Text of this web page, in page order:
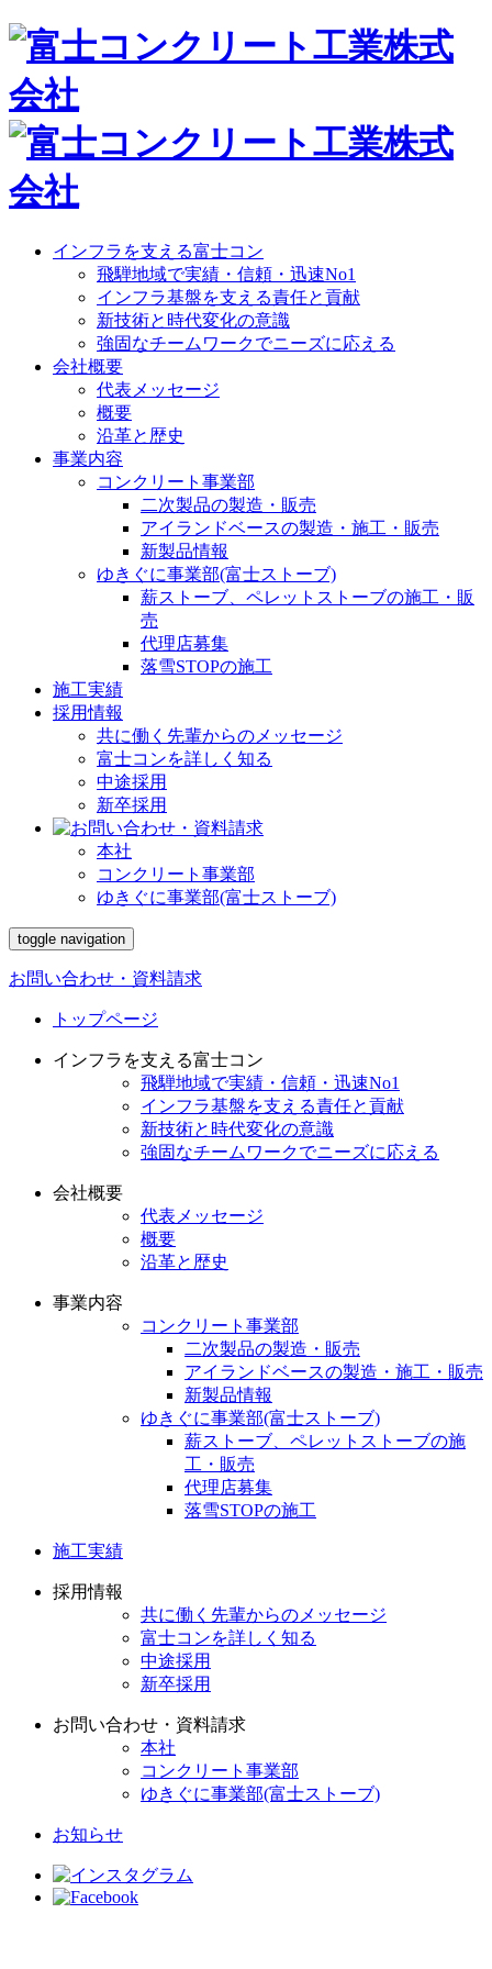
インフラを支える富士コン
飛騨地域で実績・信頼・迅速No1
インフラ基盤を支える責任と貢献
新技術と時代変化の意識
強固なチームワークでニーズに応える
会社概要
代表メッセージ
概要
沿革と歴史
事業内容
コンクリート事業部
二次製品の製造・販売
アイランドベースの製造・施工・販売
新製品情報
ゆきぐに事業部(富士ストーブ)
薪ストーブ、ペレットストーブの施工・販
売
代理店募集
落雪STOPの施工
施工実績
採用情報
共に働く先輩からのメッセージ
富士コンを詳しく知る
中途採用
新卒採用
本社
コンクリート事業部
ゆきぐに事業部(富士ストーブ)
toggle navigation
お問い合わせ・資料請求
トップページ
インフラを支える富士コン
飛騨地域で実績・信頼・迅速No1
インフラ基盤を支える責任と貢献
新技術と時代変化の意識
強固なチームワークでニーズに応える
会社概要
代表メッセージ
概要
沿革と歴史
事業内容
コンクリート事業部
二次製品の製造・販売
アイランドベースの製造・施工・販売
新製品情報
ゆきぐに事業部(富士ストーブ)
薪ストーブ、ペレットストーブの施
工・販売
代理店募集
落雪STOPの施工
施工実績
採用情報
共に働く先輩からのメッセージ
富士コンを詳しく知る
中途採用
新卒採用
お問い合わせ・資料請求
本社
コンクリート事業部
ゆきぐに事業部(富士ストーブ)
お知らせ